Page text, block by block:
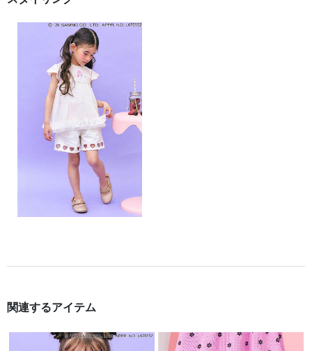
関連するアイテム